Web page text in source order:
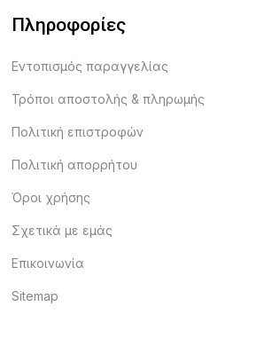
Πληροφορίες
Εντοπισμός παραγγελίας
Τρόποι αποστολής & πληρωμής
Πολιτική επιστροφών
Πολιτική απορρήτου
Όροι χρήσης
Σχετικά με εμάς
Επικοινωνία
Sitemap